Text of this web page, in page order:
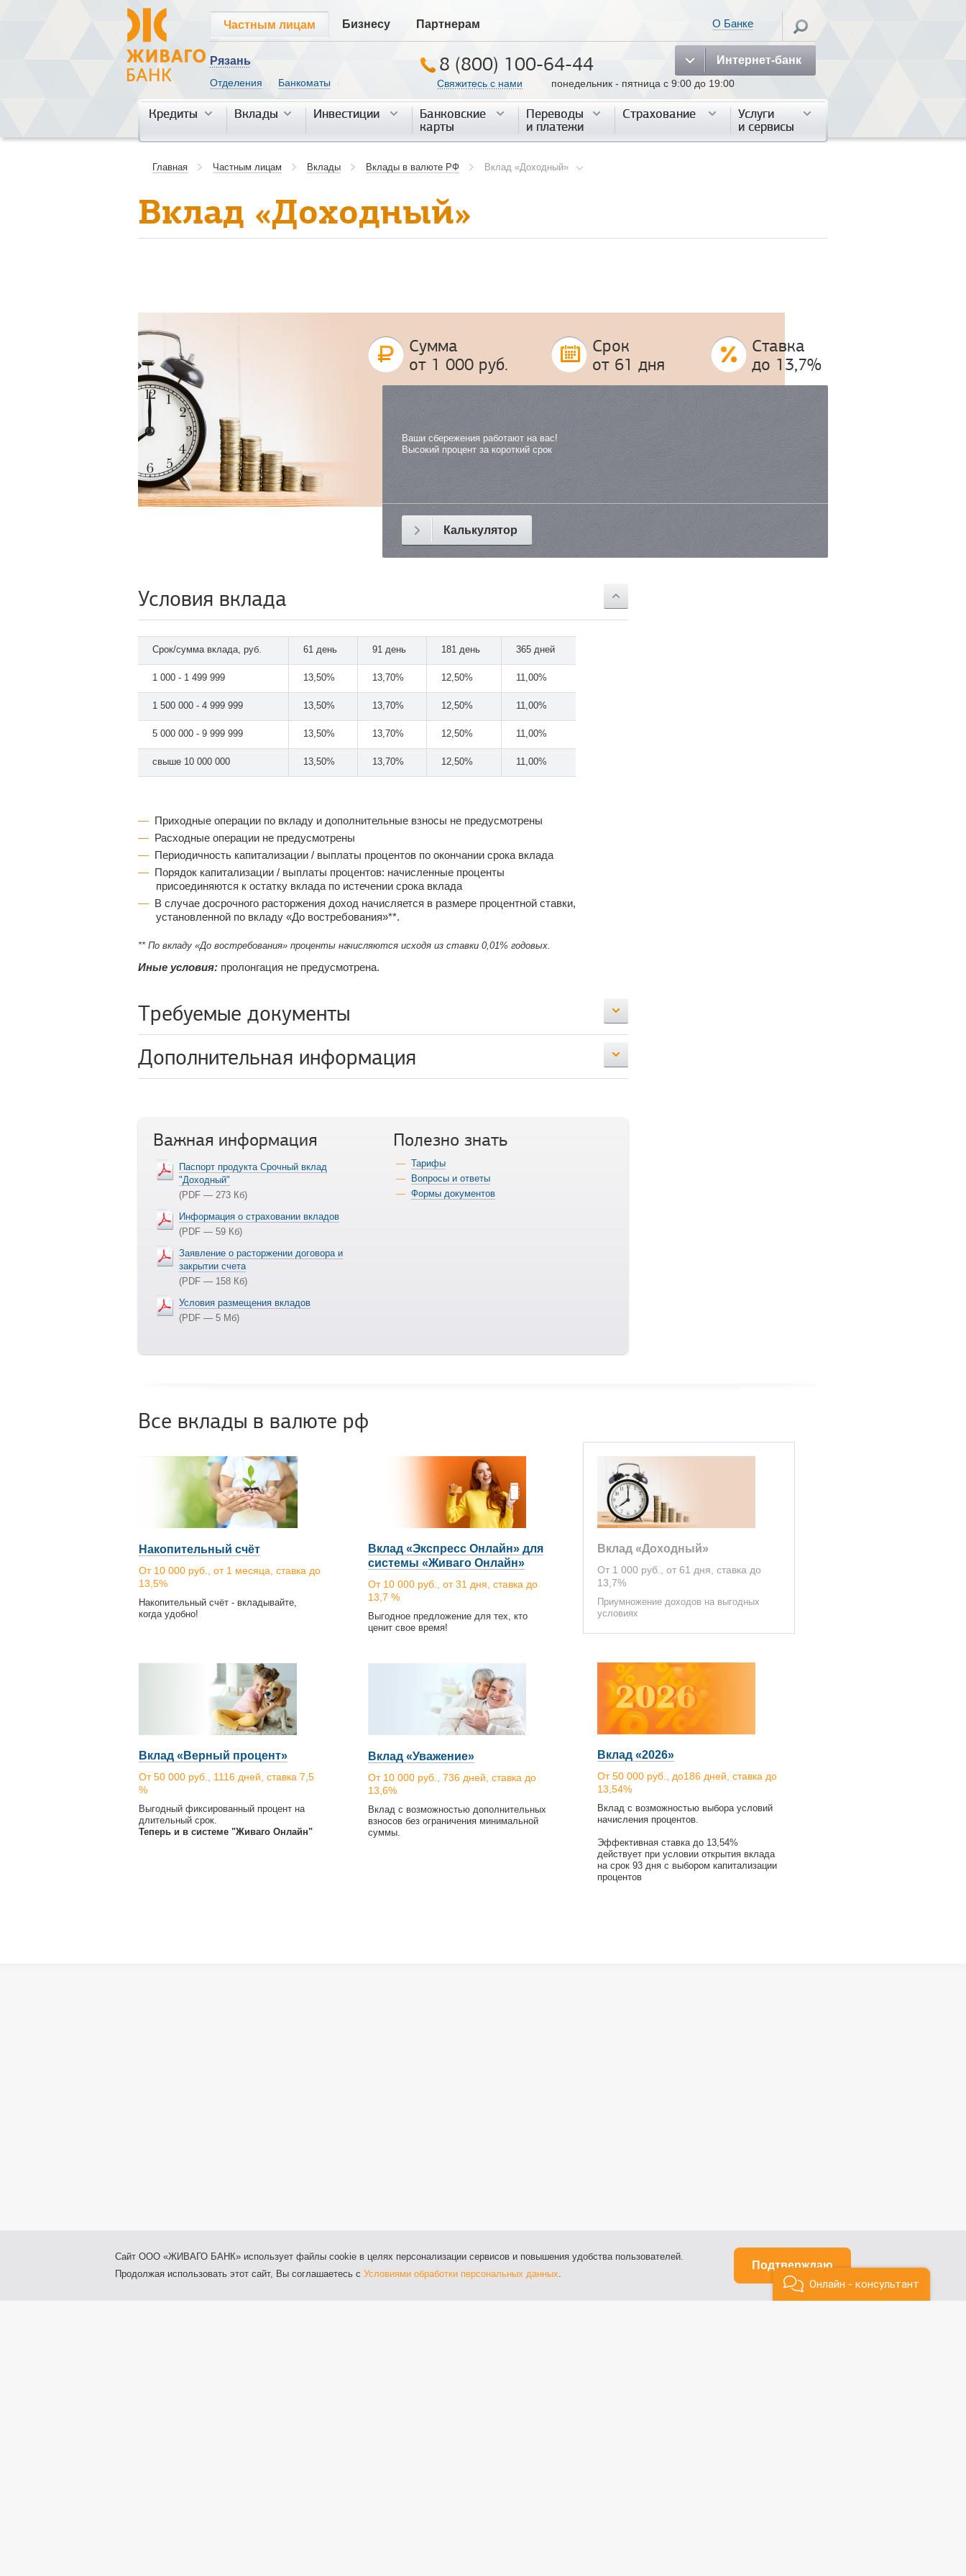
Частным лицам Бизнесу Партнерам О Банке
Интернет-банк
Рязань
Отделения Банкоматы
8 (800) 100-64-44
Свяжитесь с нами понедельник - пятница с 9:00 до 19:00
Кредиты
Кредиты Вклады
Вклады Инвестиции
Инвестиции
Банковские
карты
Банковские
карты
Переводы
и платежи
Переводы
и платежи
Страхование
Страхование
Услуги
и сервисы
Услуги
и сервисы
Главная Частным лицам Вклады Вклады в валюте РФ Вклад «Доходный»
Вклад «Доходный»
Сумма
от 1 000 руб.
Срок
от 61 дня
Ставка
до 13,7%
Ваши сбережения работают на вас!
Высокий процент за короткий срок
Калькулятор
Условия вклада
Срок/сумма вклада, руб. 61 день 91 день 181 день 365 дней
1 000 - 1 499 999 13,50% 13,70% 12,50% 11,00%
1 500 000 - 4 999 999 13,50% 13,70% 12,50% 11,00%
5 000 000 - 9 999 999 13,50% 13,70% 12,50% 11,00%
свыше 10 000 000 13,50% 13,70% 12,50% 11,00%
Приходные операции по вкладу и дополнительные взносы не предусмотрены
Расходные операции не предусмотрены
Периодичность капитализации / выплаты процентов по окончании срока вклада
Порядок капитализации / выплаты процентов: начисленные проценты
присоединяются к остатку вклада по истечении срока вклада
В случае досрочного расторжения доход начисляется в размере процентной ставки,
установленной по вкладу «До востребования»**.
** По вкладу «До востребования» проценты начисляются исходя из ставки 0,01% годовых.
Иные условия: пролонгация не предусмотрена.
Требуемые документы
Дополнительная информация
Важная информация
Паспорт продукта Срочный вклад
"Доходный"
(PDF — 273 Кб)
Информация о страховании вкладов
(PDF — 59 Кб)
Заявление о расторжении договора и
закрытии счета
(PDF — 158 Кб)
Условия размещения вкладов
(PDF — 5 Мб)
Полезно знать
Тарифы
Вопросы и ответы
Формы документов
Все вклады в валюте рф
Накопительный счёт
От 10 000 руб., от 1 месяца, ставка до
13,5%
Накопительный счёт - вкладывайте,
когда удобно!
Вклад «Экспресс Онлайн» для
системы «Живаго Онлайн»
От 10 000 руб., от 31 дня, ставка до
13,7 %
Выгодное предложение для тех, кто
ценит свое время!
Вклад «Доходный»
От 1 000 руб., от 61 дня, ставка до
13,7%
Приумножение доходов на выгодных
условиях
Вклад «Верный процент»
От 50 000 руб., 1116 дней, ставка 7,5
%
Выгодный фиксированный процент на
длительный срок.
Теперь и в системе "Живаго Онлайн"
Вклад «Уважение»
От 10 000 руб., 736 дней, ставка до
13,6%
Вклад с возможностью дополнительных
взносов без ограничения минимальной
суммы.
Вклад «2026»
От 50 000 руб., до186 дней, ставка до
13,54%
Вклад с возможностью выбора условий
начисления процентов.
Эффективная ставка до 13,54%
действует при условии открытия вклада
на срок 93 дня с выбором капитализации
процентов
Сайт ООО «ЖИВАГО БАНК» использует файлы cookie в целях персонализации сервисов и повышения удобства пользователей.
Продолжая использовать этот сайт, Вы соглашаетесь с Условиями обработки персональных данных.
Подтверждаю
Онлайн - консультант